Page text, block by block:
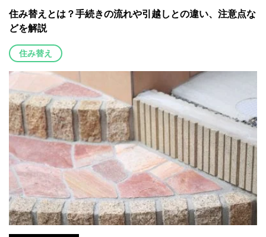
住み替えとは？手続きの流れや引越しとの違い、注意点な
どを解説
住み替え